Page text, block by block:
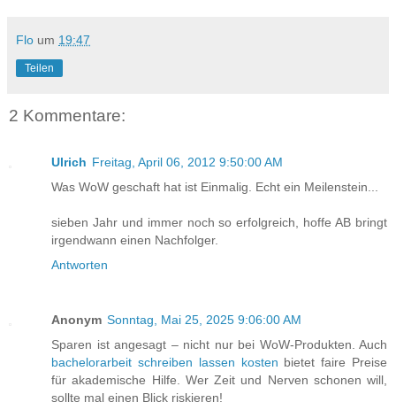
Flo um 19:47
Teilen
2 Kommentare:
Ulrich Freitag, April 06, 2012 9:50:00 AM
Was WoW geschaft hat ist Einmalig. Echt ein Meilenstein...
sieben Jahr und immer noch so erfolgreich, hoffe AB bringt
irgendwann einen Nachfolger.
Antworten
Anonym Sonntag, Mai 25, 2025 9:06:00 AM
Sparen ist angesagt – nicht nur bei WoW-Produkten. Auch
bachelorarbeit schreiben lassen kosten bietet faire Preise
für akademische Hilfe. Wer Zeit und Nerven schonen will,
sollte mal einen Blick riskieren!